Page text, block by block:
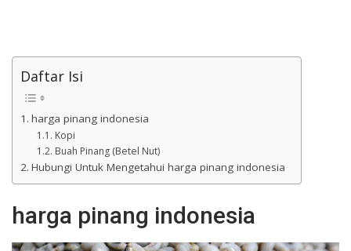
Daftar Isi
harga pinang indonesia
Kopi
Buah Pinang (Betel Nut)
Hubungi Untuk Mengetahui harga pinang indonesia
harga pinang indonesia